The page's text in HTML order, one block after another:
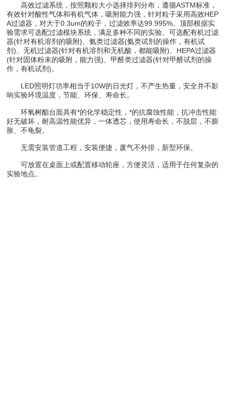
高效过滤系统，按照颗粒大小选择排列分布，遵循ASTM标准，
有效针对酸性气体和有机气体，吸附能力强，针对粒子采用高效HEP
A过滤器，对大于0.3um的粒子，过滤效率达99.995%。顶部根据实
验需求可选配过滤模块系统，满足多种不同的实验。可选配有机过滤
器(针对有机溶剂的吸附)、氨类过滤器(氨类试剂的操作，有机试
剂)、无机过滤器(针对有机溶剂和无机酸，都能吸附)、HEPA过滤器
(针对固体粉末的吸附，能力强)、甲醛类过滤器(针对甲醛试剂的操
作，有机试剂)。
LED照明灯功率相当于10W的日光灯，不产生热量，安全并不影
响实验环境温度，节能、环保、寿命长。
环氧树酯台面具有*的化学稳定性，*的抗腐蚀性能，抗冲击性能
好无破坏，耐高温性能优异，一体透芯，使用寿命长，不脱层，不膨
胀、不龟裂。
无需安装管道工程，安装便捷，废气不外排，新型环保。
可放置在桌面上或配置移动轮座，方便灵活，适用于任何复杂的
实验地点。